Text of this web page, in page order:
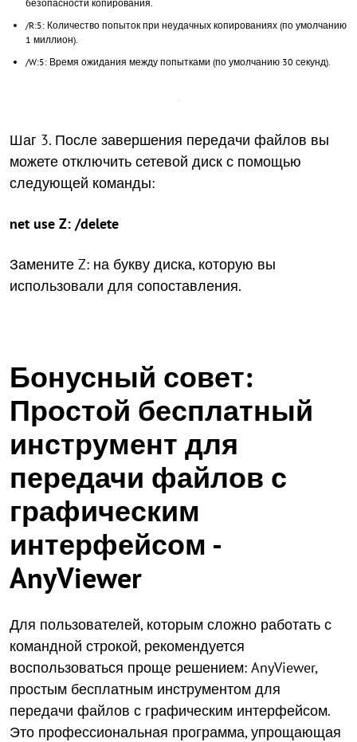
безопасности копирования.
/R:5: Количество попыток при неудачных копированиях (по умолчанию
1 миллион).
/W:5: Время ожидания между попытками (по умолчанию 30 секунд).
Шаг 3. После завершения передачи файлов вы
можете отключить сетевой диск с помощью
следующей команды:
net use Z: /delete
Замените Z: на букву диска, которую вы
использовали для сопоставления.
Бонусный совет:
Простой бесплатный
инструмент для
передачи файлов с
графическим
интерфейсом -
AnyViewer
Для пользователей, которым сложно работать с
командной строкой, рекомендуется
воспользоваться проще решением: AnyViewer,
простым бесплатным инструментом для
передачи файлов с графическим интерфейсом.
Это профессиональная программа, упрощающая